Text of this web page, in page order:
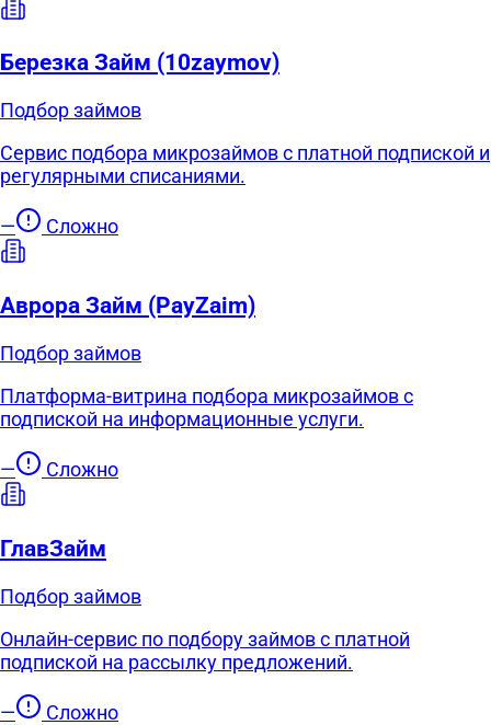
Березка Займ (10zaymov)
Подбор займов
Сервис подбора микрозаймов с платной подпиской и
регулярными списаниями.
— Сложно
Аврора Займ (PayZaim)
Подбор займов
Платформа-витрина подбора микрозаймов с
подпиской на информационные услуги.
— Сложно
ГлавЗайм
Подбор займов
Онлайн-сервис по подбору займов с платной
подпиской на рассылку предложений.
— Сложно